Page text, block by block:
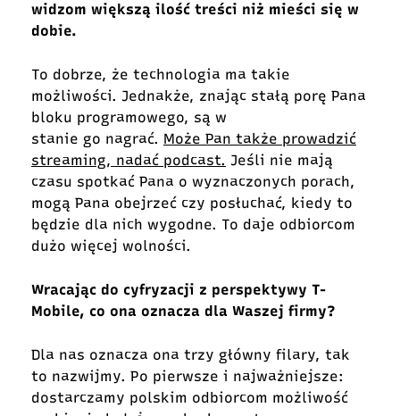
widzom większą ilość treści niż mieści się w
dobie.
To dobrze, że technologia ma takie
możliwości. Jednakże, znając stałą porę Pana
bloku programowego, są w
stanie go nagrać. Może Pan także prowadzić
streaming, nadać podcast. Jeśli nie mają
czasu spotkać Pana o wyznaczonych porach,
mogą Pana obejrzeć czy posłuchać, kiedy to
będzie dla nich wygodne. To daje odbiorcom
dużo więcej wolności.
Wracając do cyfryzacji z perspektywy T-
Mobile, co ona oznacza dla Waszej firmy?
Dla nas oznacza ona trzy główny filary, tak
to nazwijmy. Po pierwsze i najważniejsze:
dostarczamy polskim odbiorcom możliwość